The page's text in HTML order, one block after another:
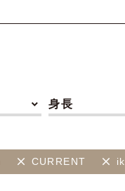
身長
CURRENT